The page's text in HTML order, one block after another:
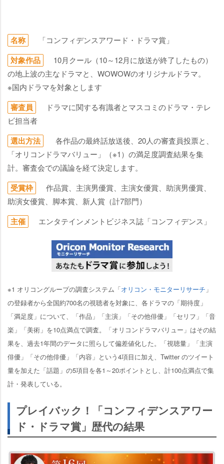
名称 「コンフィデンスアワード・ドラマ賞」
対象作品
10月クール（10～12月に放送が終了したもの）
の地上波の主なドラマと、WOWOWのオリジナルドラマ。
※国内ドラマを対象とします
審査員
ドラマに関する有識者とマスコミのドラマ・テレ
ビ担当者
選出方法
各作品の最終話放送後、20人の審査員投票と、
「オリコンドラマバリュー」（※1）の満足度調査結果を集
計。審査会での議論を経て決定します。
受賞枠
作品賞、主演男優賞、主演女優賞、助演男優賞、
助演女優賞、脚本賞、新人賞（計7部門）
主催 エンタテインメントビジネス誌「コンフィデンス」
※1 オリコングループの調査システム「オリコン・モニターリサーチ 」
の登録者から全国約700名の視聴者を対象に、各ドラマの「期待度」
「満足度」について、「作品」「主演」「その他俳優」「セリフ」「音
楽」「美術」を10点満点で調査。「オリコンドラマバリュー」はその結
果を、過去1年間のデータに照らして偏差値化した。「視聴量」「主演
俳優」「その他俳優」「内容」という4項目に加え、Twitter のツイート
量を加えた「話題」の5項目を各1～20ポイントとし、計100点満点で集
計・発表している。
プレイバック！「コンフィデンスアワー
ド・ドラマ賞」歴代の結果